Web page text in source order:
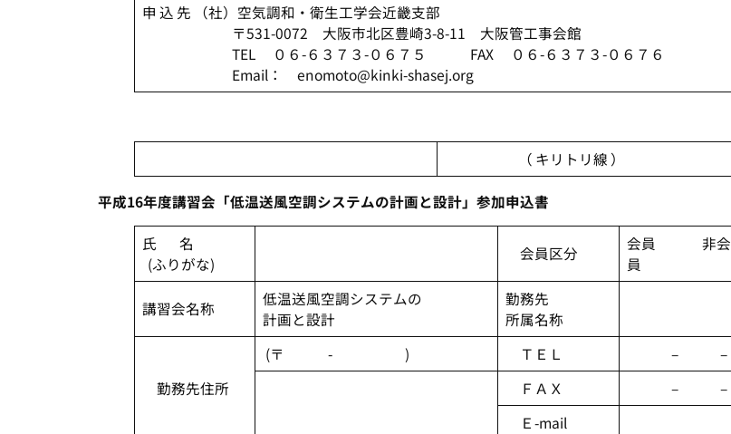
申 込 先 （社）空気調和・衛生工学会近畿支部
〒531-0072 大阪市北区豊崎3-8-11 大阪管工事会館
TEL ０６-６３７３-０６７５ FAX ０６-６３７３-０６７６
Email： enomoto@kinki-shasej.org
（ キリトリ線 ）
平成16年度講習会「低温送風空調システムの計画と設計」参加申込書
氏 名
(ふりがな)
会員区分
会員 非会
員
講習会名称
低温送風空調システムの
計画と設計
勤務先
所属名称
勤務先住所
(〒 - ) ＴＥＬ
– –
ＦＡＸ
– –
Ｅ-mail